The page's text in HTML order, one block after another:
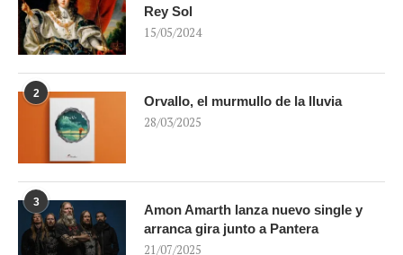
Rey Sol
15/05/2024
2
Orvallo, el murmullo de la lluvia
28/03/2025
3
Amon Amarth lanza nuevo single y
arranca gira junto a Pantera
21/07/2025